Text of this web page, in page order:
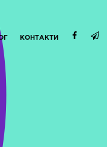
КОНТАКТИ